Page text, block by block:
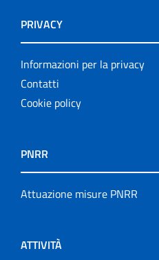
PRIVACY
Informazioni per la privacy
Contatti
Cookie policy
PNRR
Attuazione misure PNRR
ATTIVITÀ